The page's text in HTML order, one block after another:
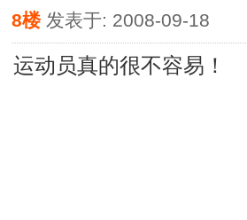
8楼 发表于: 2008-09-18
运动员真的很不容易！